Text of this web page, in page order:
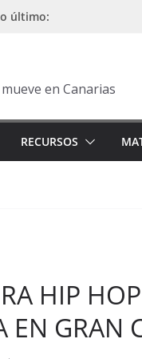
último:
en Canarias
RECURSOS
HIP
EN GRAN